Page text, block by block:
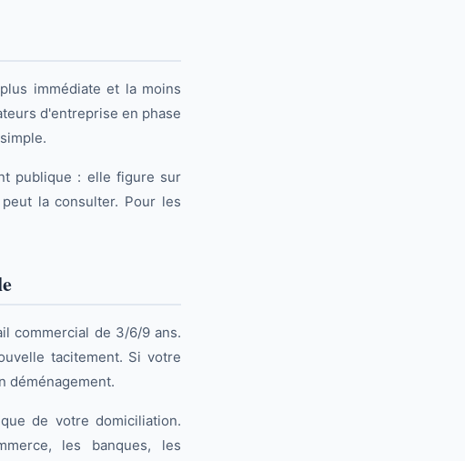
immédiate et la moins
d'entreprise en phase
publique : elle figure sur
la consulter. Pour les
commercial de 3/6/9 ans.
tacitement. Si votre
déménagement.
de votre domiciliation.
les banques, les